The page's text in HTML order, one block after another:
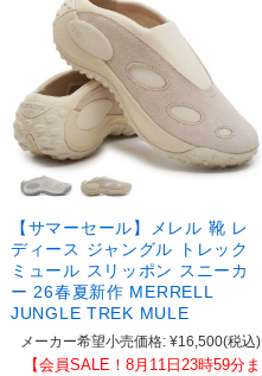
【サマーセール】メレル 靴 レ
ディース ジャングル トレック
ミュール スリッポン スニーカ
ー 26春夏新作 MERRELL
JUNGLE TREK MULE
メーカー希望小売価格: ¥16,500(税込)
【会員SALE！8月11日23時59分ま